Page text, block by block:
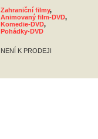
Zahraniční filmy,
Animovaný film-DVD,
Komedie-DVD,
Pohádky-DVD
NENÍ K PRODEJI